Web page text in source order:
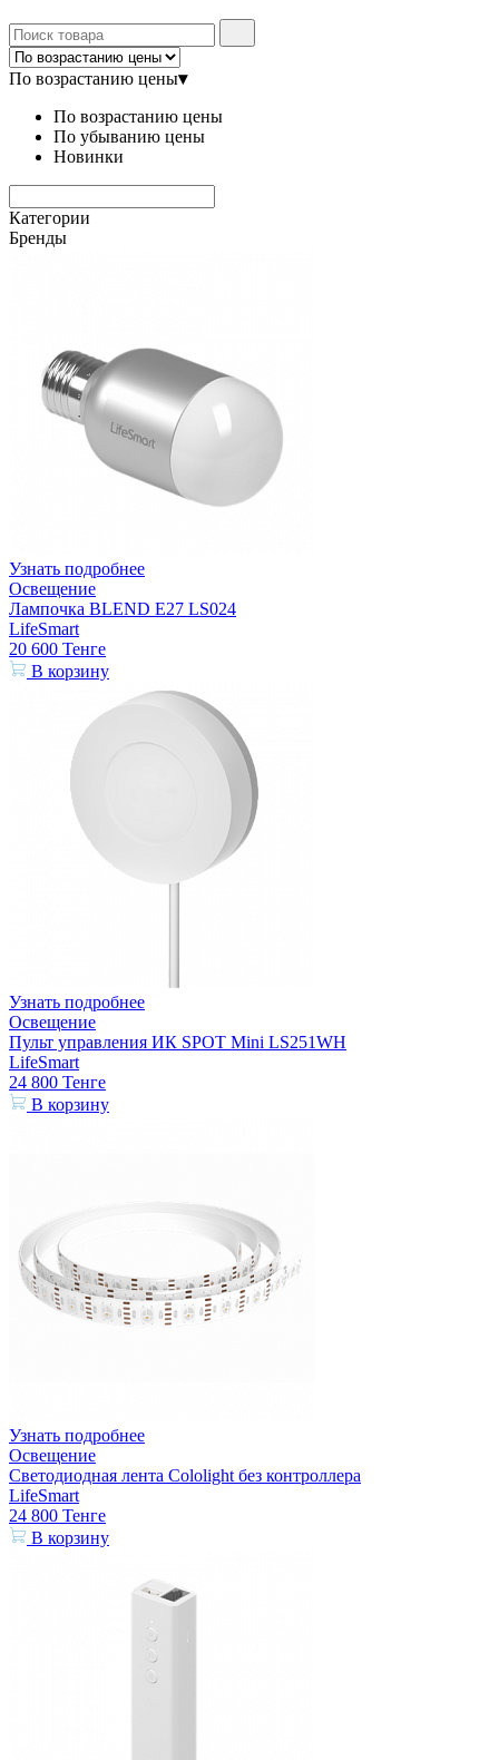
По возрастанию цены▾
По возрастанию цены
По убыванию цены
Новинки
Категории
Бренды
Узнать подробнее
Освещение
Лампочка BLEND E27 LS024
LifeSmart
20 600 Тенге
В корзину
Узнать подробнее
Освещение
Пульт управления ИК SPOT Mini LS251WH
LifeSmart
24 800 Тенге
В корзину
Узнать подробнее
Освещение
Светодиодная лента Cololight без контроллера
LifeSmart
24 800 Тенге
В корзину